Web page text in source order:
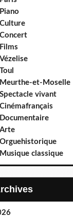
et-Moselle
vivant
classique
Archives